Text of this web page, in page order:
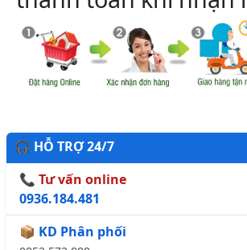
🎧 HỖ TRỢ 24/7
📞 Tư vấn online
0936.184.481
📦 KD Phân phối